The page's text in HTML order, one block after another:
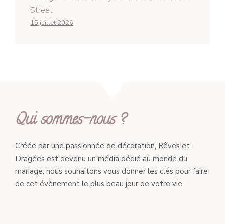
Street
15 juillet 2026
Qui sommes-nous ?
Créée par une passionnée de décoration, Rêves et
Dragées est devenu un média dédié au monde du
mariage, nous souhaitons vous donner les clés pour faire
de cet évènement le plus beau jour de votre vie.